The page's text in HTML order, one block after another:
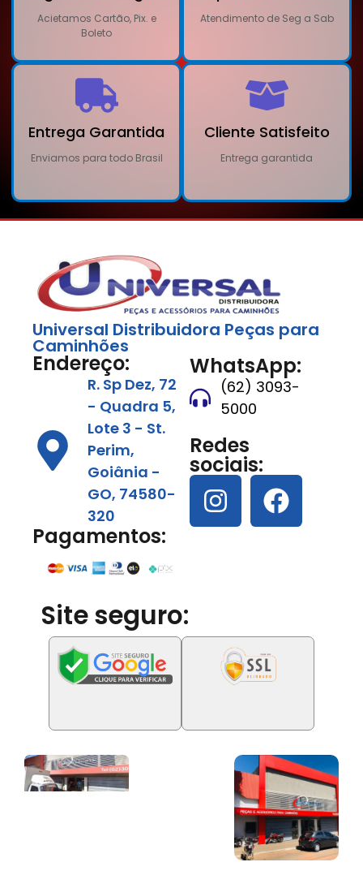
Acietamos Cartão, Pix. e
Boleto
Atendimento de Seg a Sab
Entrega Garantida
Enviamos para todo Brasil
Cliente Satisfeito
Entrega garantida
Universal Distribuidora Peças para
Caminhões
Endereço:
R. Sp Dez, 72
- Quadra 5,
Lote 3 - St.
Perim,
Goiânia -
GO, 74580-
320
Pagamentos:
WhatsApp:
(62) 3093-
5000
Redes
sociais:
Site seguro: